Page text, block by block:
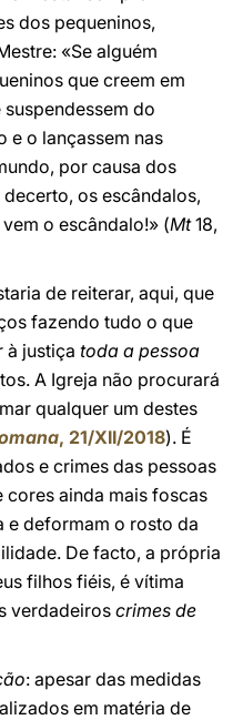
dos pequeninos,
«Se alguém
que creem em
do
e o lançassem nas
por causa dos
os escândalos,
o escândalo!» (Mt18,
de reiterar, aqui, que
fazendo tudo o que
à justiça toda a pessoa
A Igreja não procurará
qualquer um destes
, 21/XII/2018). É
e crimes das pessoas
ainda mais foscas
e deformam o rosto da
De facto, a própria
filhos fiéis, é vítima
verdadeiros crimes de
: apesar das medidas
em matéria de